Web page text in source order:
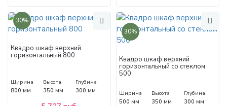
30%
Квадро шкаф верхний
горизонтальный 800
Ширина
800 мм
Высота
350 мм
Глубина
300 мм
30%
Квадро шкаф верхний
горизонтальный со стеклом
500
Ширина
500 мм
Высота
350 мм
Глубина
300 мм